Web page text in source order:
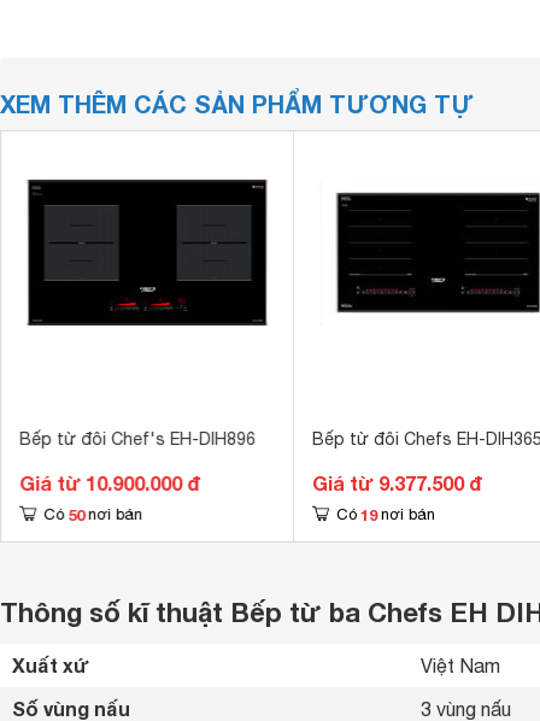
XEM THÊM CÁC SẢN PHẨM TƯƠNG TỰ
Bếp từ đôi Chef's EH-DIH896
Giá từ 10.900.000 đ
Có 50 nơi bán
Bếp từ đôi Chefs EH-
Giá từ 9.377.500 đ
Có 19 nơi bán
Thông số kĩ thuật Bếp từ ba Chefs EH
Xuất xứ Việt Nam
Số vùng nấu 3 vùng nấu